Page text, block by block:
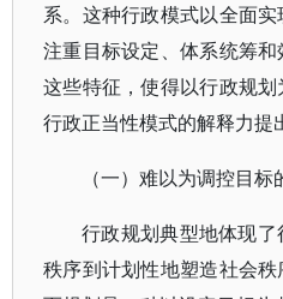
系。这种行政模式以全面实
注重目标设定、体系统筹
这些特征，使得以行政规
行政正当性模式的解释力提
（一）难以为调控目
行政规划典型地体现
秩序到计划性地塑造社会